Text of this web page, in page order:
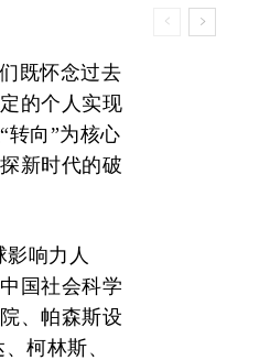
既怀念过去
的个人实现
转向”为核心
新时代的破
响力人
国社会科学
、帕森斯设
柯林斯、